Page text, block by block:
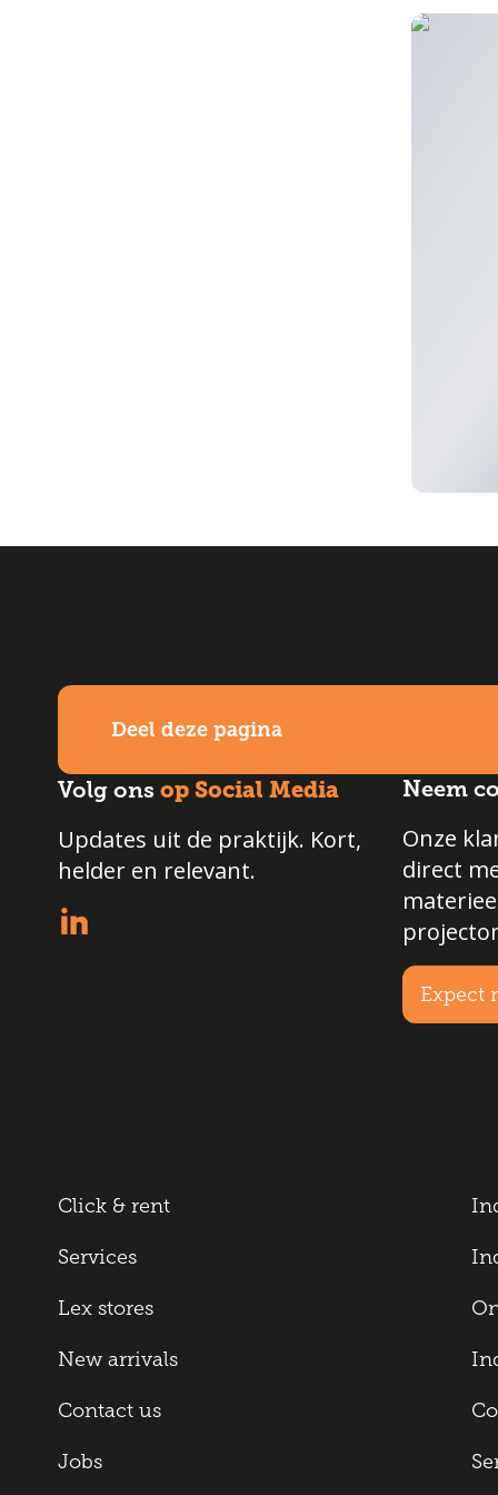
Deel deze pagina
Volg ons op Social Media
Updates uit de praktijk. Kort,
helder en relevant.
Neem
Onze
direct
Expect
Click & rent
Services
Lex stores
New arrivals
Contact us
Jobs